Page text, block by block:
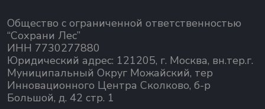
Общество с ограниченной ответственностью
“Сохрани Лес”
ИНН 7730277880
Юридический адрес: 121205, г. Москва, вн.тер.г.
Муниципальный Округ Можайский, тер
Инновационного Центра Сколково, б-р
Большой, д. 42 стр. 1